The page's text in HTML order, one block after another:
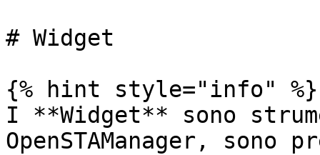
# Widget
{% hint style="info" %}
I **Widget** sono
OpenSTAManager,